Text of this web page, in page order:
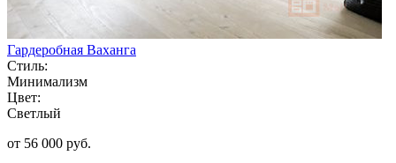
Гардеробная Ваханга
Стиль:
Минимализм
Цвет:
Светлый
от 56 000 руб.